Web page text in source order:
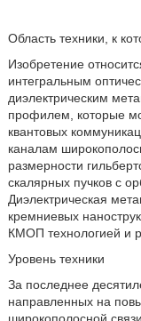
Область техники, к
Изобретение
интегральным
диэлектрическим
профилем, которые
квантовых
каналам
размерности
скалярных пучков с
Диэлектрическая
кремниевых
КМОП технологией и
Уровень техники
За последнее
направленных на